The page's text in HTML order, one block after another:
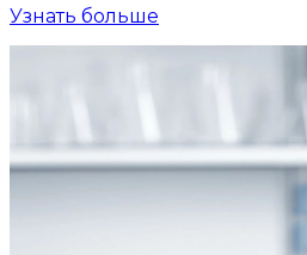
Узнать больше